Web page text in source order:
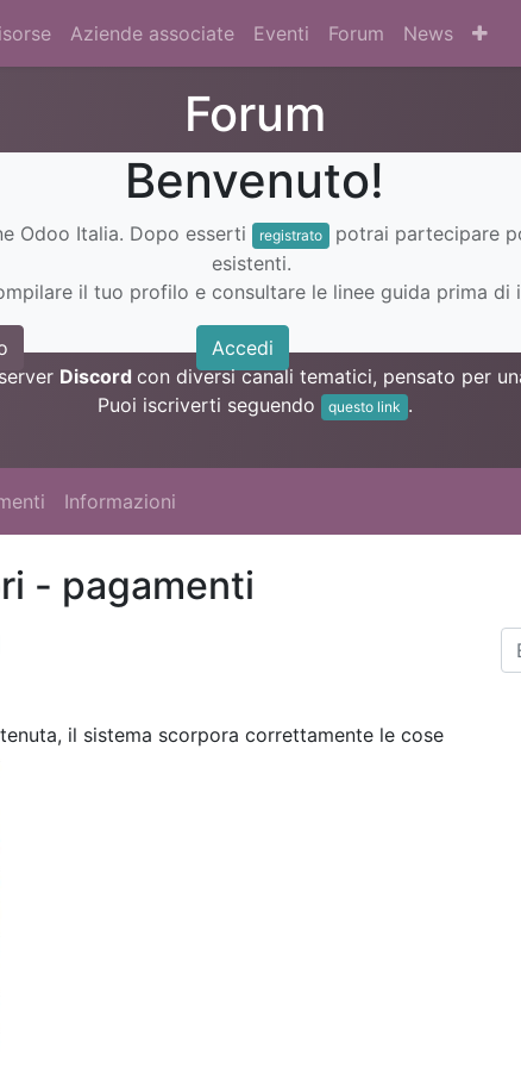
Aziende associate Eventi Forum News
Forum
Benvenuto!
Odoo Italia. Dopo esserti registrato
potrai partecipare
esistenti.
il tuo profilo e consultare le linee guida prima di
Accedi
Discord con diversi canali tematici, pensato per
Puoi iscriverti seguendo
questo link .
Informazioni
- pagamenti
il sistema scorpora correttamente le cose